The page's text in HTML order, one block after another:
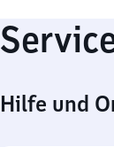
Hilfe und